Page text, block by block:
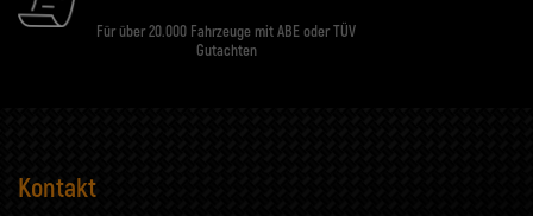
Für über 20.000 Fahrzeuge mit ABE oder TÜV
Gutachten
Kontakt